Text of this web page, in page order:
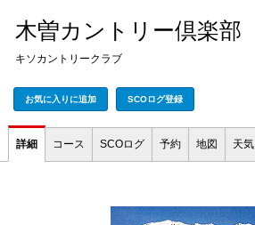
木曽カントリー倶楽部
キソカントリークラブ
お気に入りに追加 SCOログ登録
詳細 コース SCOログ 予約 地図 天気